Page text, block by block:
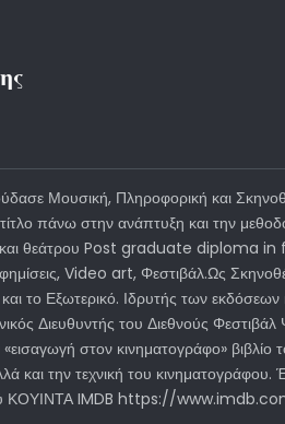
Μουσική, Πληροφορική και
πάνω στην ανάπτυξη και την
και θεάτρου Post graduate diploma
Video art, Φεστιβάλ.Ως
το Εξωτερικό. Ιδρυτής των
Διευθυντής του Διεθνούς
στον κινηματογράφο»
και την τεχνική του
ΚΟΥΙΝΤΑ IMDB https://